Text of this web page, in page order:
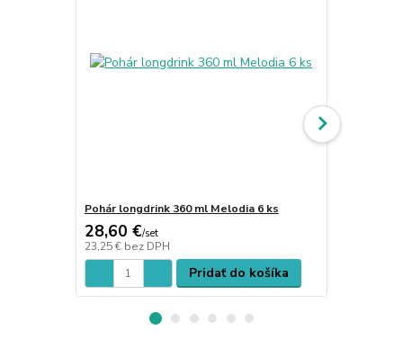
Pohár longdrink 360 ml Melodia 6 ks
28,60 €/set
23,25 € bez DPH
Pridať do košíka